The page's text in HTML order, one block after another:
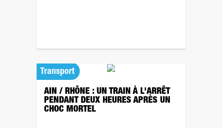
Transport
AIN / RHÔNE : UN TRAIN À L'ARRÊT
PENDANT DEUX HEURES APRÈS UN
CHOC MORTEL